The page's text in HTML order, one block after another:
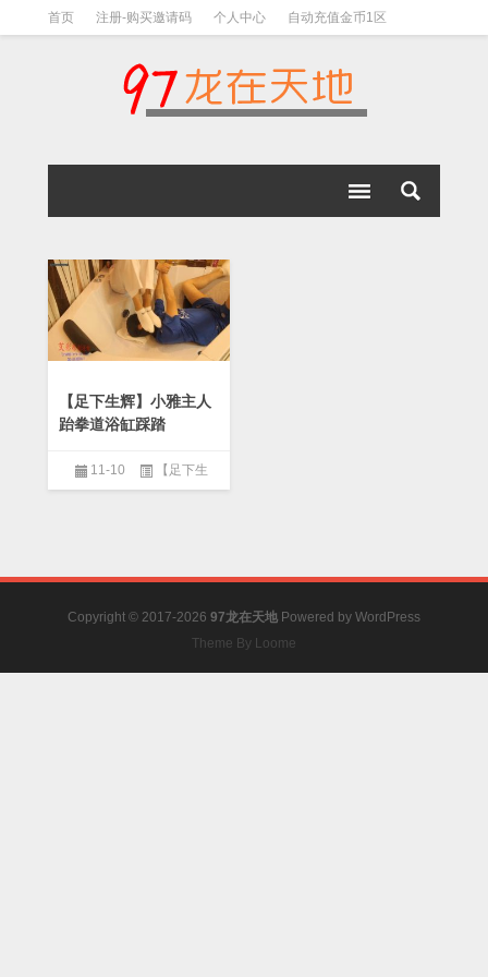
首页 注册-购买邀请码 个人中心 自动充值金币1区
【足下生辉】小雅主人
跆拳道浴缸踩踏
11-10 【足下生
Copyright © 2017-2026 97龙在天地 Powered by WordPress
Theme By Loome